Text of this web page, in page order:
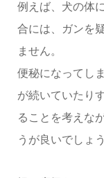
例えば、犬の体
合には、ガンを
ません。
便秘になってし
が続いていたり
ることを考えな
うが良いでしょう